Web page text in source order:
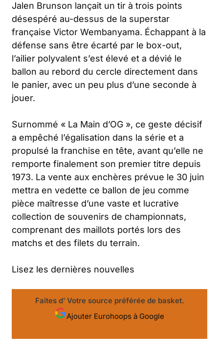
Jalen Brunson lançait un tir à trois points
désespéré au-dessus de la superstar
française Victor Wembanyama. Échappant à la
défense sans être écarté par le box-out,
l’ailier polyvalent s’est élevé et a dévié le
ballon au rebord du cercle directement dans
le panier, avec un peu plus d’une seconde à
jouer.
Surnommé « La Main d’OG », ce geste décisif
a empêché l’égalisation dans la série et a
propulsé la franchise en tête, avant qu’elle ne
remporte finalement son premier titre depuis
1973. La vente aux enchères prévue le 30 juin
mettra en vedette ce ballon de jeu comme
pièce maîtresse d’une vaste et lucrative
collection de souvenirs de championnats,
comprenant des maillots portés lors des
matchs et des filets du terrain.
Lisez les dernières nouvelles
Faites d’ Votre source préférée de basket.
Ajouter Eurohoops à Google